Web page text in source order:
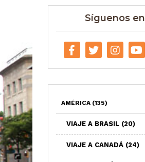
Síguenos en
AMÉRICA (135)
VIAJE A BRASIL (20)
VIAJE A CANADÁ (24)